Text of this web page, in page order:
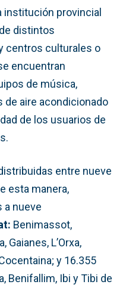
institución provincial
distintos
centros culturales o
encuentran
de música,
aire acondicionado
de los usuarios de
entre nueve
esta manera,
a nueve
Benimassot,
Gaianes, L’Orxa,
y 16.355
Benifallim, Ibi y Tibi de